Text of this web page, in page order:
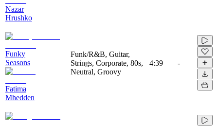
Nazar
Hrushko
Funky
Seasons
Fatima
Mhedden
Funk/R&B, Guitar,
Strings, Corporate, 80s,
Neutral, Groovy
4:39 -